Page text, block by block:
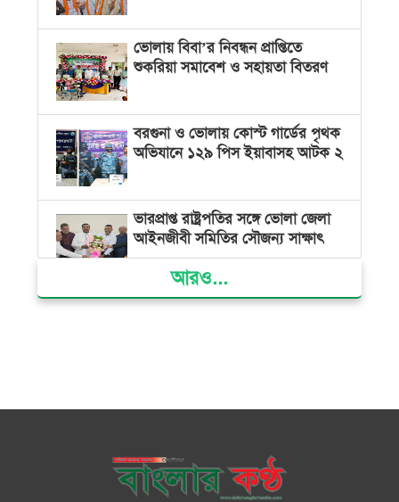
ভোলায় বিবা’র নিবন্ধন প্রাপ্তিতে
শুকরিয়া সমাবেশ ও সহায়তা বিতরণ
বরগুনা ও ভোলায় কোস্ট গার্ডের পৃথক
অভিযানে ১২৯ পিস ইয়াবাসহ আটক ২
ভারপ্রাপ্ত রাষ্ট্রপতির সঙ্গে ভোলা জেলা
আইনজীবী সমিতির সৌজন্য সাক্ষাৎ
দৌলতখানে জমি বিরোধে পরিবারকে
বিষ দিয়ে মাছ ধরায় ৩ জেলে আটক
তজুমদ্দিনে চর মোজাম্মেলে চাঁদাবাজি
ও রাজনৈতিক চক্রান্তের অপচেষ্টার
আরও...